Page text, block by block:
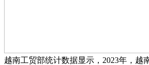
越南工贸部统计数据显示，2023年，越